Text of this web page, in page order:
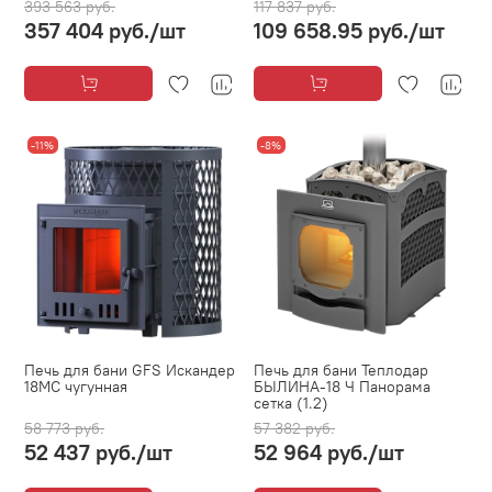
393 563 руб.
357 404 руб./шт
117 837 руб.
109 658.95 руб./шт
-11%
Печь для бани GFS Искандер
18МС чугунная
58 773 руб.
52 437 руб./шт
-8%
Печь для бани Теплодар
БЫЛИНА-18 Ч Панорама
сетка (1.2)
57 382 руб.
52 964 руб./шт